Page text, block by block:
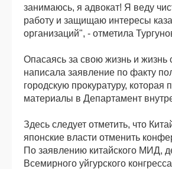
занимаюсь, я адвокат! Я веду
работу и защищаю интересы
организаций", - отметила
Опасаясь за свою жизнь и жизнь
написала заявление по факту
городскую прокуратуру, которая
материалы в Департамент
Здесь следует отметить, что
японские власти отменить
По заявлению китайского МИД,
Всемирного уйгурского